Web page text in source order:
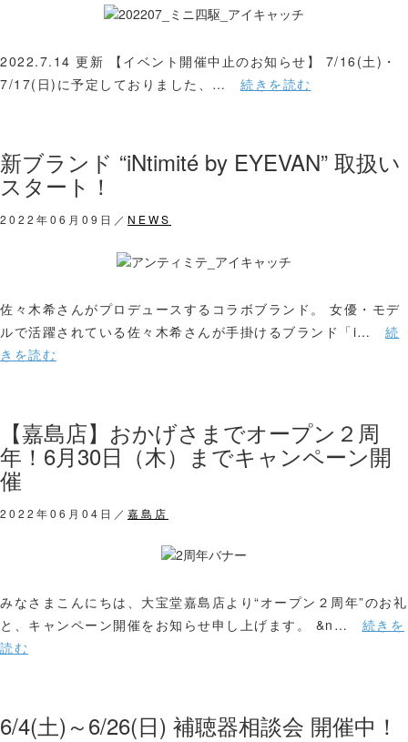
2022.7.14 更新 【イベント開催中止のお知らせ】 7/16(土)・
7/17(日)に予定しておりました、… 続きを読む
新ブランド “iNtimité by EYEVAN” 取扱い
スタート！
2022年06月09日／ NEWS
佐々木希さんがプロデュースするコラボブランド。 女優・モデ
ルで活躍されている佐々木希さんが手掛けるブランド「i… 続
きを読む
【嘉島店】おかげさまでオープン２周
年！6月30日（木）までキャンペーン開
催
2022年06月04日／ 嘉島店
みなさまこんにちは、大宝堂嘉島店より“オープン２周年”のお礼
と、キャンペーン開催をお知らせ申し上げます。 &n… 続きを
読む
6/4(土)～6/26(日) 補聴器相談会 開催中！